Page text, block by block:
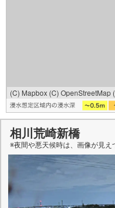
(C) Mapbox (C) OpenStreetMap
相川荒崎新橋
※夜間や悪天候時は、 画像が見え